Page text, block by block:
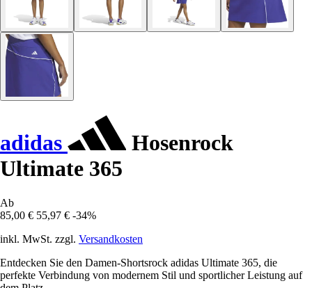
adidas
Hosenrock
Ultimate 365
Ab
85,00 € 55,97 € -34%
inkl. MwSt. zzgl. Versandkosten
Entdecken Sie den Damen-Shortsrock adidas Ultimate 365, die
perfekte Verbindung von modernem Stil und sportlicher Leistung auf